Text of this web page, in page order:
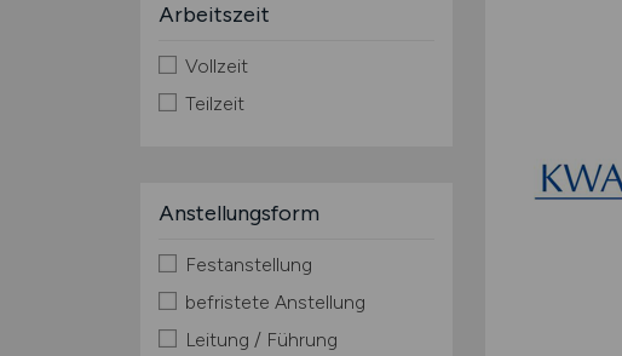
Arbeitszeit
Vollzeit
Teilzeit
Anstellungsform
Festanstellung
befristete Anstellung
Leitung / Führung